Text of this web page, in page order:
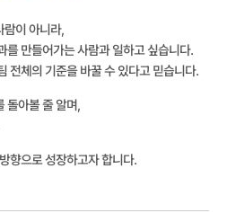
람이 아니라,
를 만들어가는 사람과 일하고 싶습니다.
전체의 기준을 바꿀 수 있다고 믿습니다.
돌아볼 줄 알며,
향으로 성장하고자 합니다.